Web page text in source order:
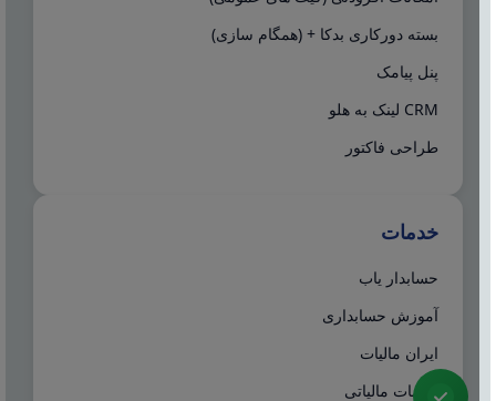
بسته دورکاری بدکا + (همگام سازی)
پنل پیامک
CRM لینک به هلو
طراحی فاکتور
خدمات
حسابدار یاب
آموزش حسابداری
ایران مالیات
خدمات مالیاتی